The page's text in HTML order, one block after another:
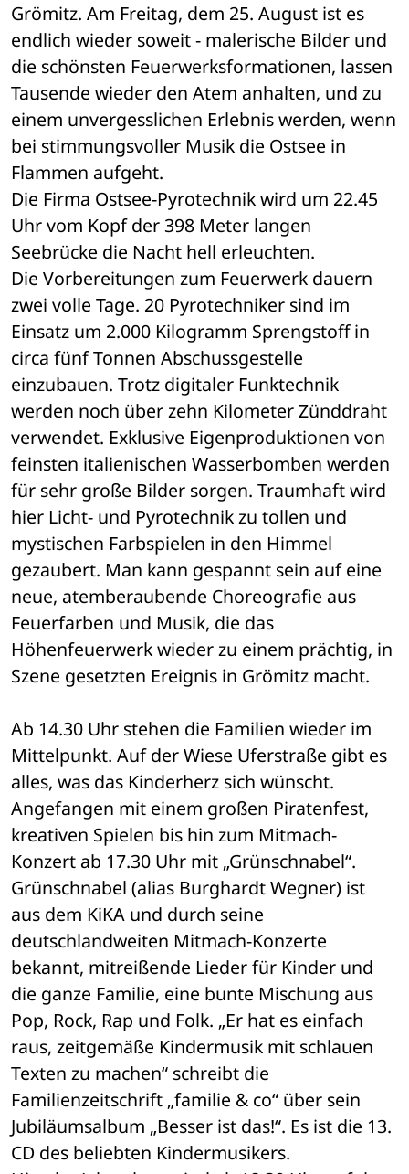
Grömitz. Am Freitag, dem 25. August ist es
endlich wieder soweit - malerische Bilder und
die schönsten Feuerwerksformationen, lassen
Tausende wieder den Atem anhalten, und zu
einem unvergesslichen Erlebnis werden, wenn
bei stimmungsvoller Musik die Ostsee in
Flammen aufgeht.
Die Firma Ostsee-Pyrotechnik wird um 22.45
Uhr vom Kopf der 398 Meter langen
Seebrücke die Nacht hell erleuchten.
Die Vorbereitungen zum Feuerwerk dauern
zwei volle Tage. 20 Pyrotechniker sind im
Einsatz um 2.000 Kilogramm Sprengstoff in
circa fünf Tonnen Abschussgestelle
einzubauen. Trotz digitaler Funktechnik
werden noch über zehn Kilometer Zünddraht
verwendet. Exklusive Eigenproduktionen von
feinsten italienischen Wasserbomben werden
für sehr große Bilder sorgen. Traumhaft wird
hier Licht- und Pyrotechnik zu tollen und
mystischen Farbspielen in den Himmel
gezaubert. Man kann gespannt sein auf eine
neue, atemberaubende Choreografie aus
Feuerfarben und Musik, die das
Höhenfeuerwerk wieder zu einem prächtig, in
Szene gesetzten Ereignis in Grömitz macht.
Ab 14.30 Uhr stehen die Familien wieder im
Mittelpunkt. Auf der Wiese Uferstraße gibt es
alles, was das Kinderherz sich wünscht.
Angefangen mit einem großen Piratenfest,
kreativen Spielen bis hin zum Mitmach-
Konzert ab 17.30 Uhr mit „Grünschnabel“.
Grünschnabel (alias Burghardt Wegner) ist
aus dem KiKA und durch seine
deutschlandweiten Mitmach-Konzerte
bekannt, mitreißende Lieder für Kinder und
die ganze Familie, eine bunte Mischung aus
Pop, Rock, Rap und Folk. „Er hat es einfach
raus, zeitgemäße Kindermusik mit schlauen
Texten zu machen“ schreibt die
Familienzeitschrift „familie & co“ über sein
Jubiläumsalbum „Besser ist das!“. Es ist die 13.
CD des beliebten Kindermusikers.